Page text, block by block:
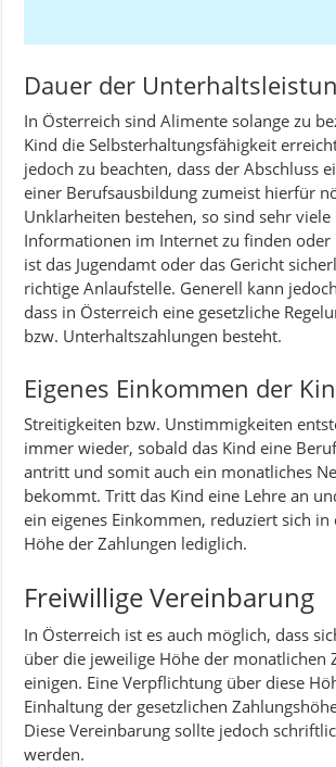
Dauer der
In Österreich sind Alimente solange zu
Kind die Selbsterhaltungsfähigkeit
jedoch zu beachten, dass der Abschluss
einer Berufsausbildung zumeist hierfür
Unklarheiten bestehen, so sind sehr
Informationen im Internet zu finden oder
ist das Jugendamt oder das Gericht
richtige Anlaufstelle. Generell kann
dass in Österreich eine gesetzliche
bzw. Unterhaltszahlungen besteht.
Eigenes Einkommen der
Streitigkeiten bzw. Unstimmigkeiten
immer wieder, sobald das Kind eine
antritt und somit auch ein monatliches
bekommt. Tritt das Kind eine Lehre an
ein eigenes Einkommen, reduziert sich in
Höhe der Zahlungen lediglich.
Freiwillige Vereinbarung
In Österreich ist es auch möglich, dass
über die jeweilige Höhe der monatlichen
einigen. Eine Verpflichtung über diese
Einhaltung der gesetzlichen
Diese Vereinbarung sollte jedoch
werden.